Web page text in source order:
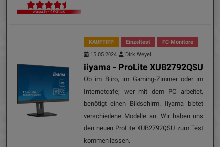
waipu.tv - 4K-Stick
KAUFTIPP Einzeltest
PC-Monitore
15.05.2024
Dirk Weyel
iiyama - ProLite XUB2792QSU
Ob im Büro, im Gaming-Zimmer oder im
Internetcafe; wer mit dem PC arbeitet,
benötigt einen Bildschirm. Iiyama bietet
verschiedene Modelle an. Wir haben uns
den neuen ProLite XUB2792QSU zum Test
kommen lassen.